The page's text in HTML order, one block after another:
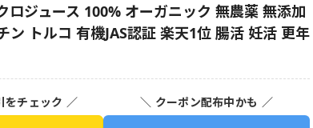
ロジュース 100% オーガニック 無農薬 無添加
ン トルコ 有機JAS認証 楽天1位 腸活 妊活 更年
をチェック ／ ＼ クーポン配布中かも ／